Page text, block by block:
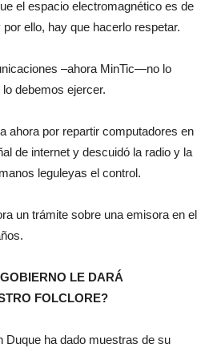
el espacio electromagnético es de
ello, hay que hacerlo respetar.
–ahora MinTic—no lo
debemos ejercer.
ahora por repartir computadores en
de internet y descuidó la radio y la
leguleyas el control.
un trámite sobre una emisora en el
LE DARÁ
FOLCLORE?
Duque ha dado muestras de su